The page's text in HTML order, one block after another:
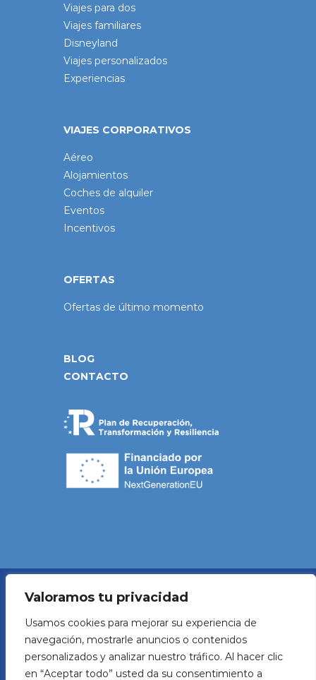
Valoramos tu privacidad
Usamos cookies para mejorar su experiencia de
navegación, mostrarle anuncios o contenidos
personalizados y analizar nuestro tráfico. Al hacer clic
en “Aceptar todo” usted da su consentimiento a
Viajes para dos
Viajes familiares
Disneyland
Viajes personalizados
Experiencias
VIAJES CORPORATIVOS
Aéreo
Alojamientos
Coches de alquiler
Eventos
Incentivos
OFERTAS
Ofertas de último momento
BLOG
CONTACTO